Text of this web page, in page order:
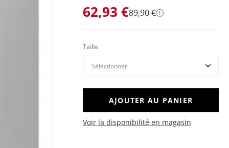
62,93 €89,90 € Détails
Taille
AJOUTER AU PANIER
Voir la disponibilité en magasin